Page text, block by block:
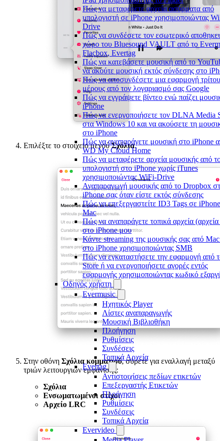
Πώς να μεταφέρετε αρχεία ασύρματα από
υπολογιστή σε iPhone χρησιμοποιώντας
Drive
Πώς να συνδέσετε τον εσωτερικό
χώρο του Bluesound VAULT από το
Flacbox, Evertag
Πώς να κατεβάσετε μουσική από το
να ακούτε μουσική εκτός σύνδεσης στο
Πώς να αποσυνδέσετε μια εφαρμογή τρίτου
μέρους από τον λογαριασμό σας Google
Πώς να εγγράψετε βίντεο ενώ παίζει
iPhone
Πώς να ενεργοποιήσετε τον DLNA Media
στα Windows 10 και να ακούσετε τη
στο iPhone
Πώς να αναπαράγετε μουσική στο iPhone
WD My Cloud Home
Πώς να μεταφέρετε αρχεία μουσικής από
υπολογιστή στο iPhone χωρίς iTunes
χρησιμοποιώντας WiFi-Drive
Αναπαραγωγή μουσικής από το Dropbox
iPhone σας όταν είστε εκτός σύνδεσης
Πώς να επεξεργαστείτε ID3 Tags σε
Mac
Πώς να αναπαράγετε τοπικά αρχεία
στο iPhone μου
Κάντε streaming της μουσικής σας από
στο iPhone χρησιμοποιώντας SMB
Πώς να εγκαταστήσετε την εφαρμογή από
Store ή να ενεργοποιήσετε αγορές εντός
εφαρμογής χρησιμοποιώντας κωδικό
Οδηγός χρήστη
Evermusic
Ηχητικός Player
Λίστες αναπαραγωγής
Μουσική Βιβλιοθήκη
Πλοήγηση
Ρυθμίσεις
Συνδέσεις
Τοπικά Αρχεία
Evertag
Αντιστοιχίσεις πεδίων ετικετών
Επεξεργαστής Ετικετών
Πλοήγηση
Ρυθμίσεις
Συνδέσεις
Τοπικά Αρχεία
Evervideo
Επιλέξτε το στοιχείο μενούΣχόλια.
Στην οθόνη Σχόλια κομματιού, σύρετε για εναλλαγή μεταξύ
τριών λειτουργιών εμφάνισης:
Σχόλια
Ενσωματωμένοι στίχοι
Αρχείο LRC